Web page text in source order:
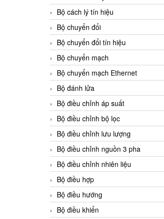
Bộ cách lý tín hiệu
Bộ chuyển đổi
Bộ chuyển đổi tín hiệu
Bộ chuyển mạch
Bộ chuyển mạch Ethernet
Bộ đánh lửa
Bộ điều chỉnh áp suất
Bộ điều chỉnh bộ lọc
Bộ điều chỉnh lưu lượng
Bộ điều chỉnh nguồn 3 pha
Bộ điều chỉnh nhiên liệu
Bộ điều hợp
Bộ điều hướng
Bộ điều khiển